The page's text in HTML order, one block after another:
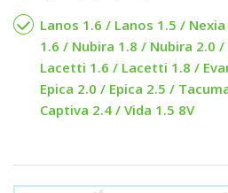
Lanos 1.6 / Lanos 1.5 /
1.6 / Nubira 1.8 / Nubira 2.0
Lacetti 1.6 / Lacetti 1.8 /
Epica 2.0 / Epica 2.5 /
Captiva 2.4 / Vida 1.5 8V